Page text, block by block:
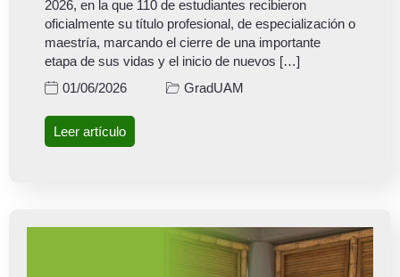
2026, en la que 110 de estudiantes recibieron
oficialmente su título profesional, de especialización o
maestría, marcando el cierre de una importante
etapa de sus vidas y el inicio de nuevos […]
01/06/2026
GradUAM
Leer artículo